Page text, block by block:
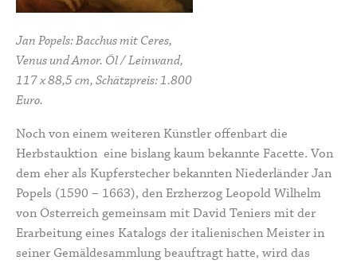
Jan Popels: Bacchus mit Ceres,
Venus und Amor. Öl / Leinwand,
117 x 88,5 cm, Schätzpreis: 1.800
Euro.
Noch von einem weiteren Künstler offenbart die
Herbstauktion eine bislang kaum bekannte Facette. Von
dem eher als Kupferstecher bekannten Niederländer Jan
Popels (1590 – 1663), den Erzherzog Leopold Wilhelm
von Österreich gemeinsam mit David Teniers mit der
Erarbeitung eines Katalogs der italienischen Meister in
seiner Gemäldesammlung beauftragt hatte, wird das